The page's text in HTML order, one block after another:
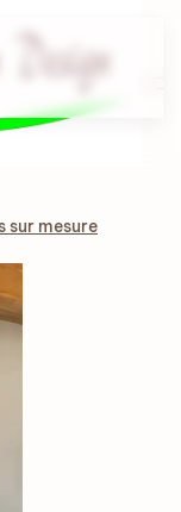
sur mesure